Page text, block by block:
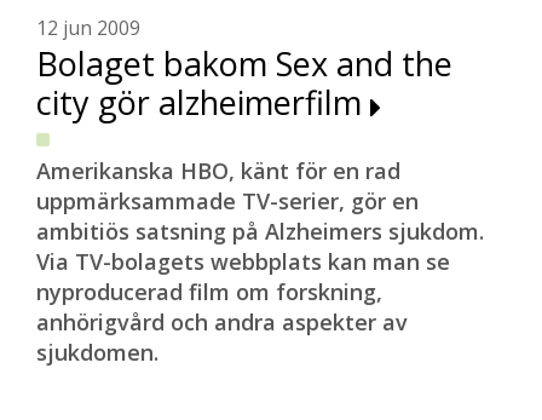
12 jun 2009
Bolaget bakom Sex and the
city gör alzheimerfilm
Amerikanska HBO, känt för en rad
uppmärksammade TV-serier, gör en
ambitiös satsning på Alzheimers sjukdom.
Via TV-bolagets webbplats kan man se
nyproducerad film om forskning,
anhörigvård och andra aspekter av
sjukdomen.